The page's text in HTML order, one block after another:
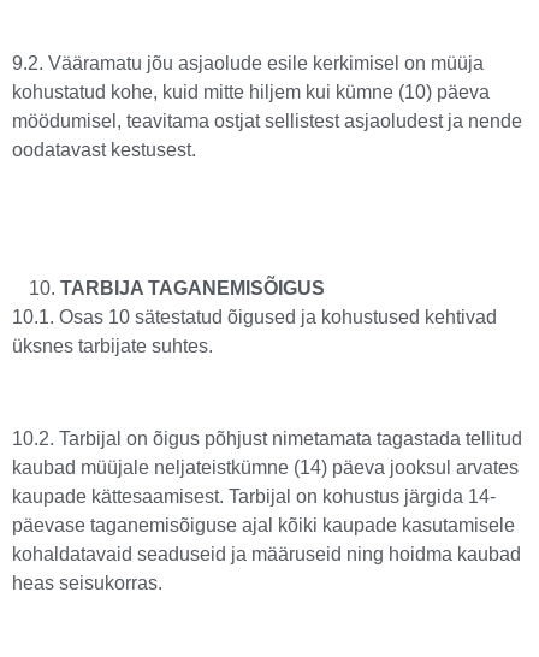
9.2. Vääramatu jõu asjaolude esile kerkimisel on müüja
kohustatud kohe, kuid mitte hiljem kui kümne (10) päeva
möödumisel, teavitama ostjat sellistest asjaoludest ja nende
oodatavast kestusest.
TARBIJA TAGANEMISÕIGUS
10.1. Osas 10 sätestatud õigused ja kohustused kehtivad
üksnes tarbijate suhtes.
10.2. Tarbijal on õigus põhjust nimetamata tagastada tellitud
kaubad müüjale neljateistkümne (14) päeva jooksul arvates
kaupade kättesaamisest. Tarbijal on kohustus järgida 14-
päevase taganemisõiguse ajal kõiki kaupade kasutamisele
kohaldatavaid seaduseid ja määruseid ning hoidma kaubad
heas seisukorras.